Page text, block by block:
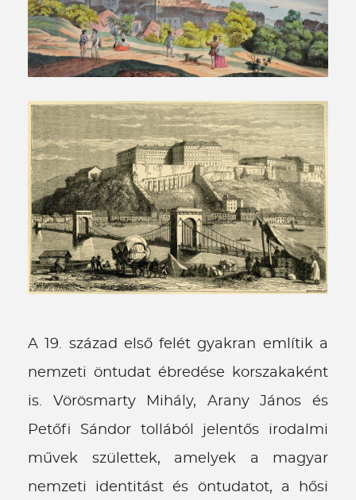
A 19. század első felét gyakran említik a
nemzeti öntudat ébredése korszakaként
is. Vörösmarty Mihály, Arany János és
Petőfi Sándor tollából jelentős irodalmi
művek születtek, amelyek a magyar
nemzeti identitást és öntudatot, a hősi